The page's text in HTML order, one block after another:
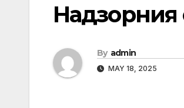
By admin
MAY 18, 2025